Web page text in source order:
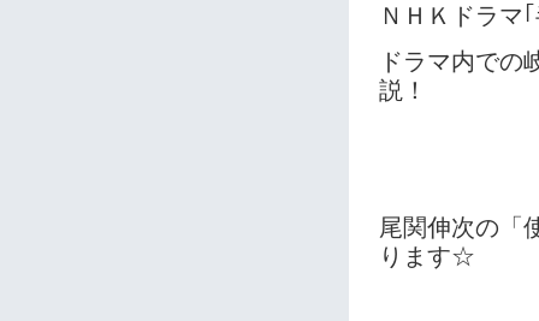
ＮＨＫドラマ
ドラマ内での
説！
尾関伸次の「
ります☆